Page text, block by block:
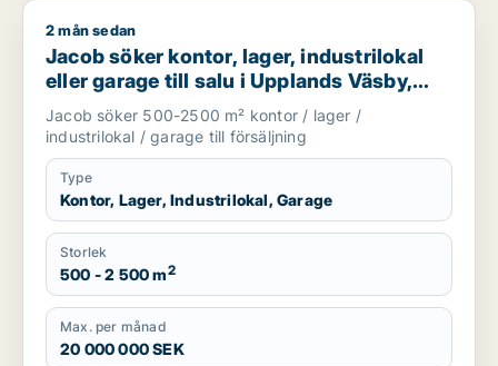
Jacob söker kontor, lager, industrilokal eller garage till salu
2 mån sedan
Jacob söker kontor, lager, industrilokal
eller garage till salu i Upplands Väsby,
Danderyd eller Sollentuna m.fl.
Jacob söker 500-2500 m² kontor / lager /
industrilokal / garage till försäljning
Type
Kontor, Lager, Industrilokal, Garage
Storlek
500 - 2 500 m2
Max. per månad
20 000 000 SEK